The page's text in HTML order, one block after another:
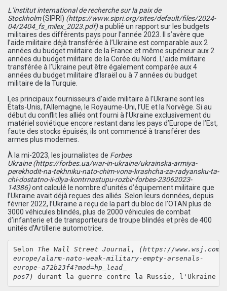
L’institut international de recherche sur la paix de
Stockholm(SIPRI) (https://www.sipri.org/sites/default/files/2024-
04/2404_fs_ milex_2023.pdf)a publié un rapport sur les budgets
militaires des différents pays pour l’année 2023.
Il s’avère que
l’aide militaire déjà transférée à l’Ukraine est comparable aux 2
années du budget militaire de la France et même supérieur aux 2
années du budget militaire de la Corée du Nord. L’aide militaire
transférée à l’Ukraine peut être également comparée aux 4
années du budget militaire d’Israël ou à 7 années du budget
militaire de la Turquie.
Les principaux fournisseurs d’aide militaire à l’Ukraine sont les
États-Unis, l’Allemagne, le Royaume-Uni, l’UE et la Norvège. Si au
début du conflit les alliés ont fourni à l’Ukraine exclusivement du
matériel soviétique encore restant dans les pays d’Europe de l’Est,
faute des stocks épuisés, ils ont commencé à transférer des
armes plus modernes.
À la mi-2023, les journalistes de Forbes
Ukraine (https://forbes.ua/war-in-ukraine/ukrainska-armiya-
perekhodit-na-tekhniku-nato-chim-vona-krashcha-za-radyansku-ta-
chi-dostatno-ii-dlya-kontrnastupu-rozbir-forbes-23062023-
14386)ont calculé le nombre d’unités d’équipement militaire que
l’Ukraine avait déjà reçues des alliés. Selon leurs données, depuis
février 2022, l’Ukraine a reçu de la part du bloc de l’OTAN plus de
3000 véhicules blindés, plus de 2000 véhicules de combat
d’infanterie et de transporteurs de troupe blindés et près de 400
unités d’Artillerie automotrice.
Selon The Wall Street Journal , (https://www.wsj.com/
europe/alarm-nato-weak-military-empty-arsenals-
europe-a72b23f4?mod=hp_lead_
pos7) durant la guerre contre la Russie, l'Ukraine a